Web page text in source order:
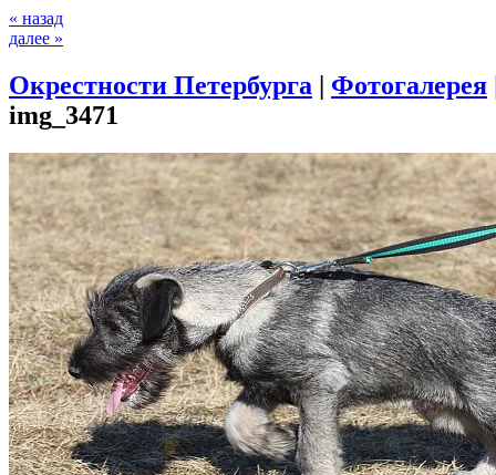
« назад
далее »
Окрестности Петербурга | Фотогалерея
img_3471